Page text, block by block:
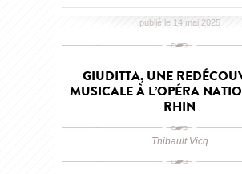
publié le 14 mai 2025
GIUDITTA, UNE
MUSICALE À L’OPÉRA
RHIN
Thibault Vicq